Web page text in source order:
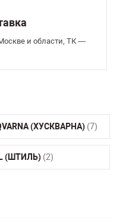
и области, ТК —
(ХУСКВАРНА) (7)
(ШТИЛЬ) (2)